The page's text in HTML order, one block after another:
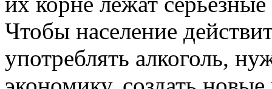
Чтобы население
употреблять алкоголь,